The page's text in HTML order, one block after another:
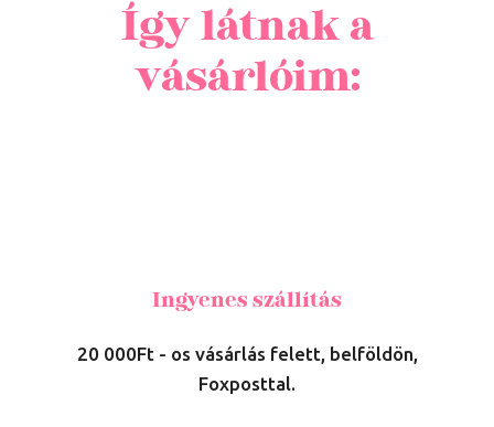
Így látnak a
vásárlóim:
Ingyenes szállítás
20 000Ft - os vásárlás felett, belföldön,
Foxposttal.